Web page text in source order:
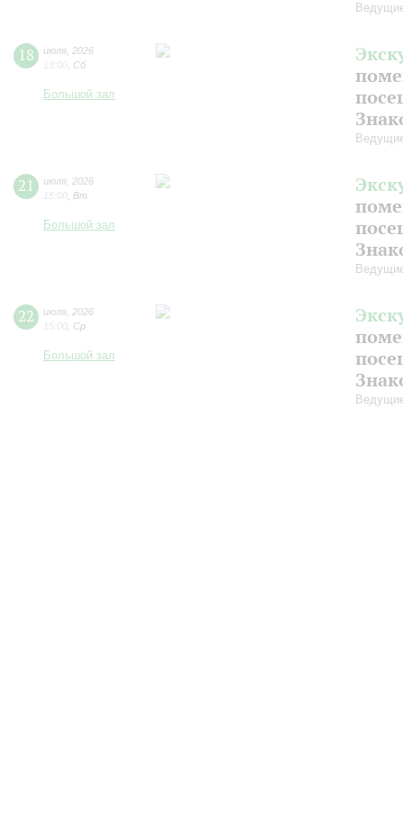
18 июля 2026
13:00 Сб
Большой зал
21 июля 2026
15:00 Вт
Большой зал
22 июля 2026
15:00 Ср
Большой зал